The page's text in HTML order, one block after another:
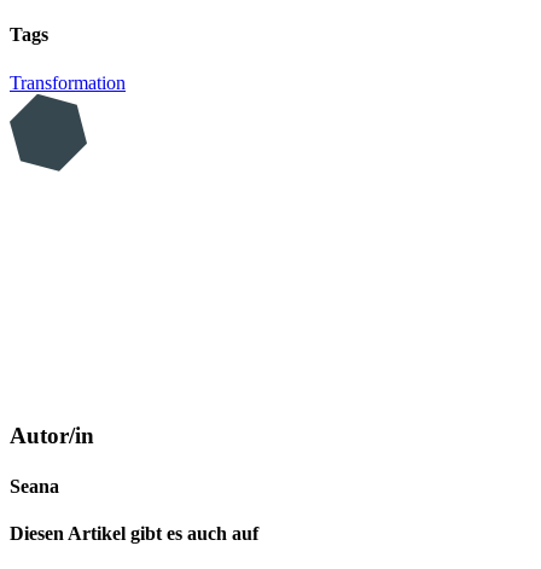
Tags
Transformation
Autor/in
Seana
Diesen Artikel gibt es auch auf